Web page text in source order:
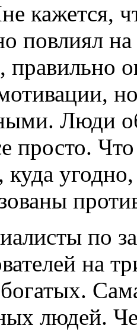
кажется,
повлиял
правильно
Люди
просто.
куда
по
на
людей.